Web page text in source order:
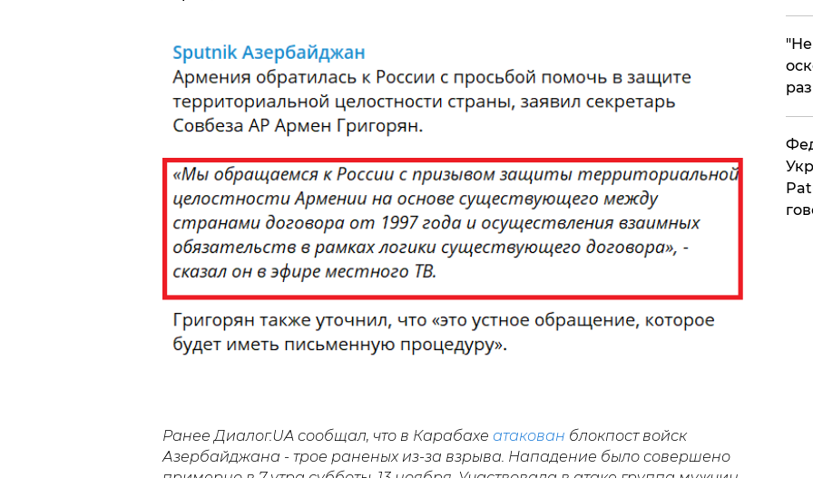
Ранее Диалог.UA сообщал, что в Карабахе атакован блокпост войск
Азербайджана - трое раненых из-за взрыва. Нападение было совершено